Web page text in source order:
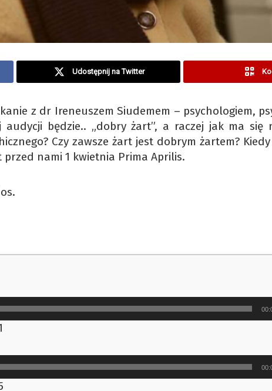
Udostępnij na Twitter
z dr Ireneuszem Siudemem – psychologiem,
audycji będzie.. „dobry żart”, a raczej jak ma się
Czy zawsze żart jest dobrym żartem?
nami 1 kwietnia Prima Aprilis.